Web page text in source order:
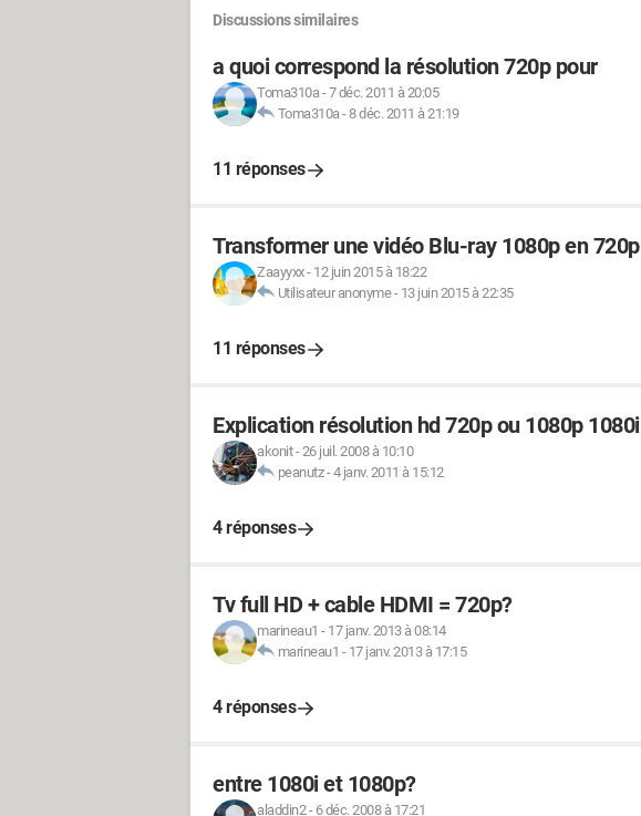
Discussions similaires
a quoi correspond la résolution 720p pour
Toma310a-7 déc. 2011 à 20:05
Toma310a-8 déc. 2011 à 21:19
11 réponses
Transformer une vidéo Blu-ray 1080p en 720p
Zaayyxx- 12 juin 2015 à 18:22
Utilisateur anonyme- 13 juin 2015 à 22:35
11 réponses
Explication résolution hd 720p ou 1080p 1080i
akonit-26 juil. 2008 à 10:10
peanutz-4 janv. 2011 à 15:12
4 réponses
Tv full HD + cable HDMI = 720p?
marineau1 - 17 janv. 2013 à 08:14
marineau1 - 17 janv. 2013 à 17:15
4 réponses
entre 1080i et 1080p?
aladdin2- 6 déc. 2008 à 17:21